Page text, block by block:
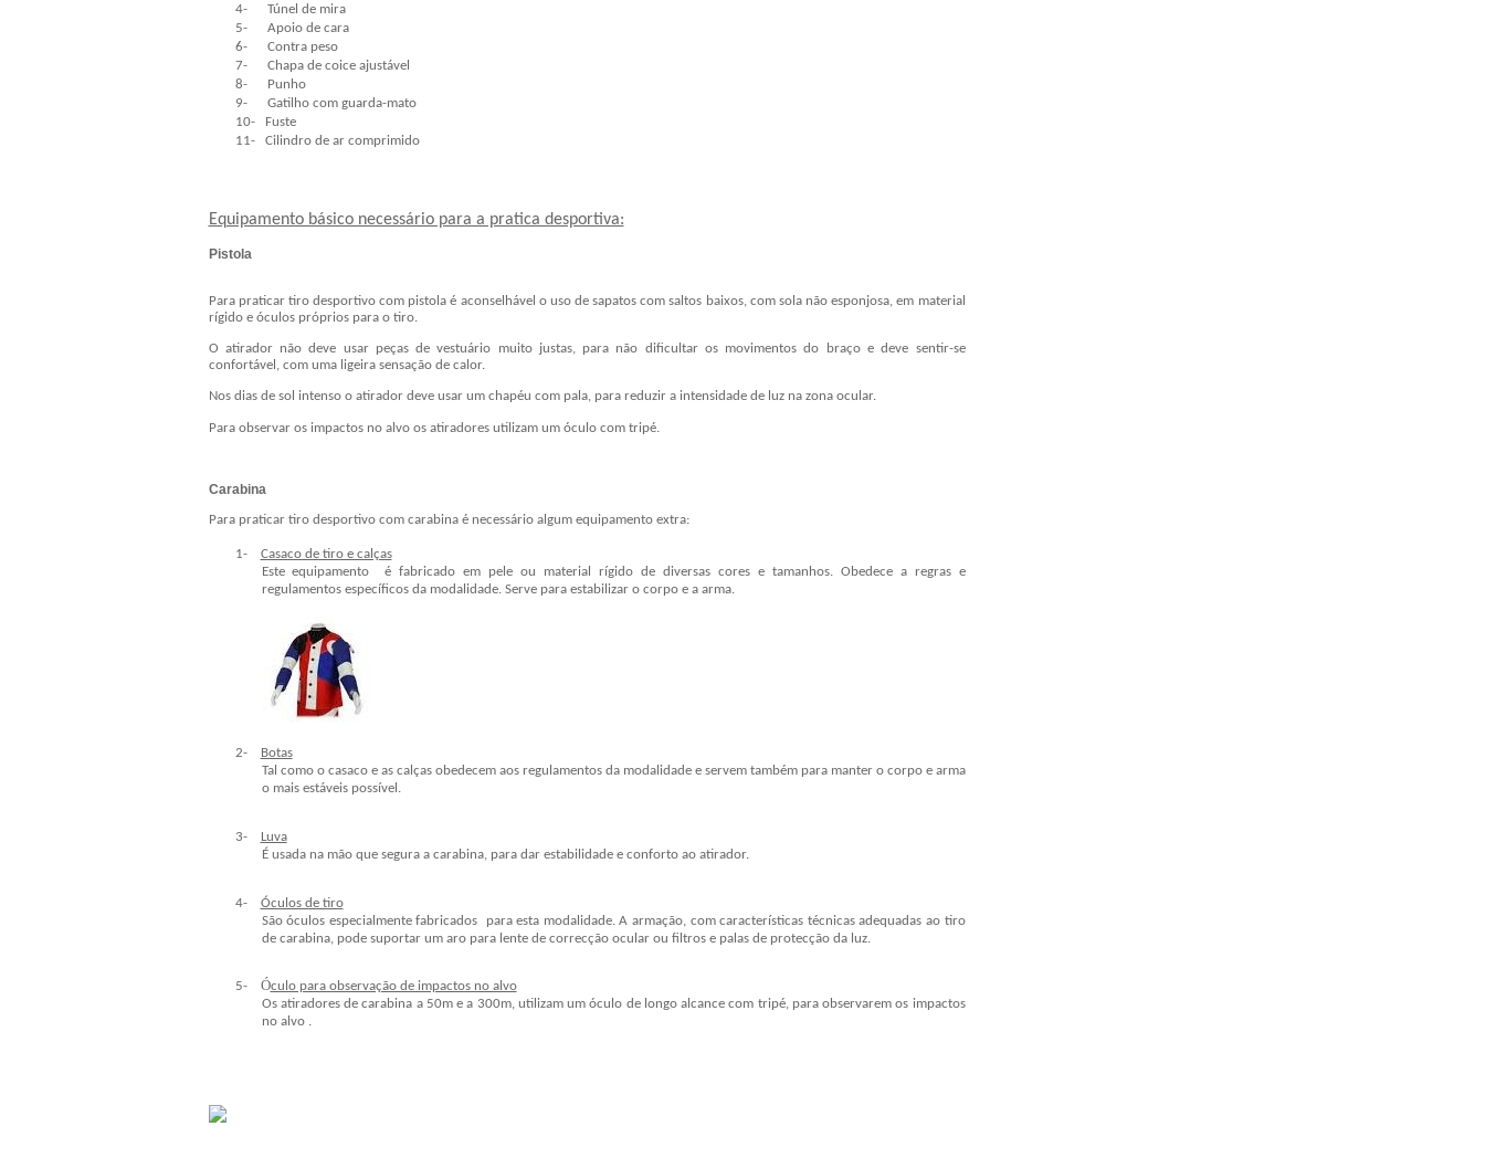
4-
Túnel de mira
5-
Apoio de cara
6-
Contra peso
7-
Chapa de coice ajustável
8-
Punho
9-
Gatilho com guarda-mato
10-
Fuste
11-
Cilindro de ar comprimido
Equipamento básico necessário para a pratica desportiva:
Pistola
Para praticar tiro desportivo com pistola é aconselhável o uso de sapatos com saltos baixos, com sola não esponjosa, em material
rígido e óculos próprios para o tiro.
O atirador não deve usar peças de vestuário muito justas, para não dificultar os movimentos do braço e deve sentir-se
confortável, com uma ligeira sensação de calor.
Nos dias de sol intenso o atirador deve usar um chapéu com pala, para reduzir a intensidade de luz na zona ocular.
Para observar os impactos no alvo os atiradores utilizam um óculo com tripé.
Carabina
Para praticar tiro desportivo com carabina é necessário algum equipamento extra:
1-
Casaco de tiro e calças
Este equipamento é fabricado em pele ou material rígido de diversas cores e tamanhos. Obedece a regras e
regulamentos específicos da modalidade. Serve para estabilizar o corpo e a arma.
2-
Botas
Tal como o casaco e as calças obedecem aos regulamentos da modalidade e servem também para manter o corpo e arma
o mais estáveis possível.
3-
Luva
É usada na mão que segura a carabina, para dar estabilidade e conforto ao atirador.
4-
Óculos de tiro
São óculos especialmente fabricados para esta modalidade. A armação, com características técnicas adequadas ao tiro
de carabina, pode suportar um aro para lente de correcção ocular ou filtros e palas de protecção da luz.
5-Óculo para observação de impactos no alvo
Os atiradores de carabina a 50m e a 300m, utilizam um óculo de longo alcance com tripé, para observarem os impactos
no alvo .